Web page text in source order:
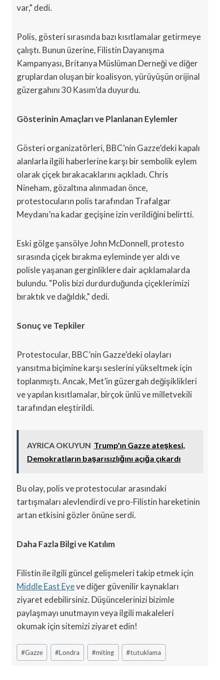
var," dedi.
Polis, gösteri sırasında bazı kısıtlamalar getirmeye
çalıştı. Bunun üzerine, Filistin Dayanışma
Kampanyası, Britanya Müslüman Derneği ve diğer
gruplardan oluşan bir koalisyon, yürüyüşün orijinal
güzergahını 30 Kasım’da duyurdu.
Gösterinin Amaçları ve Planlanan Eylemler
Gösteri organizatörleri, BBC’nin Gazze’deki kapalı
alanlarla ilgili haberlerine karşı bir sembolik eylem
olarak çiçek bırakacaklarını açıkladı. Chris
Nineham, gözaltına alınmadan önce,
protestocuların polis tarafından Trafalgar
Meydanı’na kadar geçişine izin verildiğini belirtti.
Eski gölge şansölye John McDonnell, protesto
sırasında çiçek bırakma eyleminde yer aldı ve
polisle yaşanan gerginliklere dair açıklamalarda
bulundu. "Polis bizi durdurduğunda çiçeklerimizi
bıraktık ve dağıldık," dedi.
Sonuç ve Tepkiler
Protestocular, BBC’nin Gazze’deki olayları
yansıtma biçimine karşı seslerini yükseltmek için
toplanmıştı. Ancak, Met’in güzergah değişiklikleri
ve yapılan kısıtlamalar, birçok ünlü ve milletvekili
tarafından eleştirildi.
AYRICA OKUYUN Trump'ın Gazze ateşkesi,
Demokratların başarısızlığını açığa çıkardı
Bu olay, polis ve protestocular arasındaki
tartışmaları alevlendirdi ve pro-Filistin hareketinin
artan etkisini gözler önüne serdi.
Daha Fazla Bilgi ve Katılım
Filistin ile ilgili güncel gelişmeleri takip etmek için
Middle East Eyeve diğer güvenilir kaynakları
ziyaret edebilirsiniz. Düşüncelerinizi bizimle
paylaşmayı unutmayın veya ilgili makaleleri
okumak için sitemizi ziyaret edin!
Post
Tags:
#Gazze #Londra #miting #tutuklama